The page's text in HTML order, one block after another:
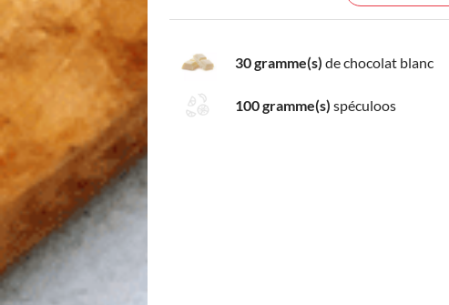
30 gramme(s) de chocolat blanc
100 gramme(s) spéculoos